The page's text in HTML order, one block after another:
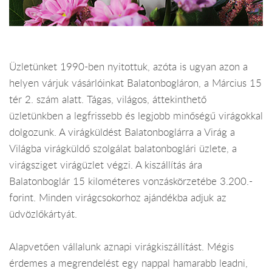
Üzletünket 1990-ben nyitottuk, azóta is ugyan azon a
helyen várjuk vásárlóinkat Balatonbogláron, a Március 15
tér 2. szám alatt. Tágas, világos, áttekinthető
üzletünkben a legfrissebb és legjobb minőségű virágokkal
dolgozunk. A virágküldést Balatonboglárra a Virág a
Világba virágküldő szolgálat balatonboglári üzlete, a
virágsziget virágüzlet végzi. A kiszállítás ára
Balatonboglár 15 kilométeres vonzáskörzetébe 3.200.-
forint. Minden virágcsokorhoz ajándékba adjuk az
üdvözlőkártyát.
Alapvetően vállalunk aznapi virágkiszállítást. Mégis
érdemes a megrendelést egy nappal hamarabb leadni,